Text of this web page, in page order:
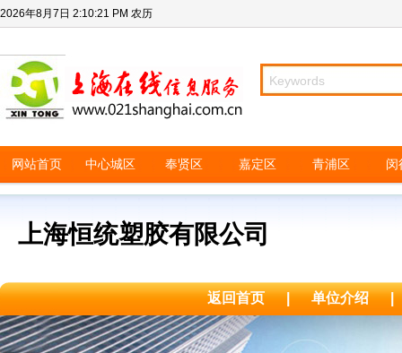
2026年8月7日 2:10:21 PM 农历
网站首页 中心城区 奉贤区 嘉定区 青浦区 闵
上海恒统塑胶有限公司
返回首页 | 单位介绍 |